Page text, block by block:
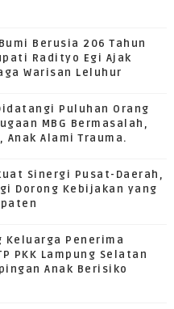
Berusia 206 Tahun
Radityo Egi Ajak
Warisan Leluhur
Puluhan Orang
MBG Bermasalah,
Alami Trauma.
Sinergi Pusat-Daerah,
Dorong Kebijakan yang
Keluarga Penerima
PKK Lampung Selatan
Anak Berisiko